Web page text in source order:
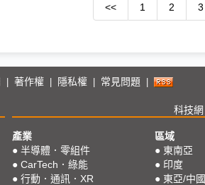
<< 1 2 3
著作權 隱私權 常見問題
科技網
產業
● 半導體．零組件
● CarTech．綠能
● 行動．通訊．XR
區域
● 東南亞
● 印度
● 東亞/中國